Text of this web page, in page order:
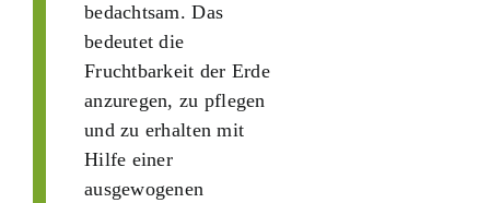
bedachtsam. Das
bedeutet die
Fruchtbarkeit der Erde
anzuregen, zu pflegen
und zu erhalten mit
Hilfe einer
ausgewogenen